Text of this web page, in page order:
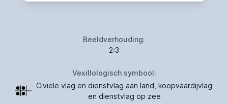
Beeldverhouding:
2:3
Vexillologisch symbool:
Civiele vlag en dienstvlag aan land, koopvaardijvlag
en dienstvlag op zee